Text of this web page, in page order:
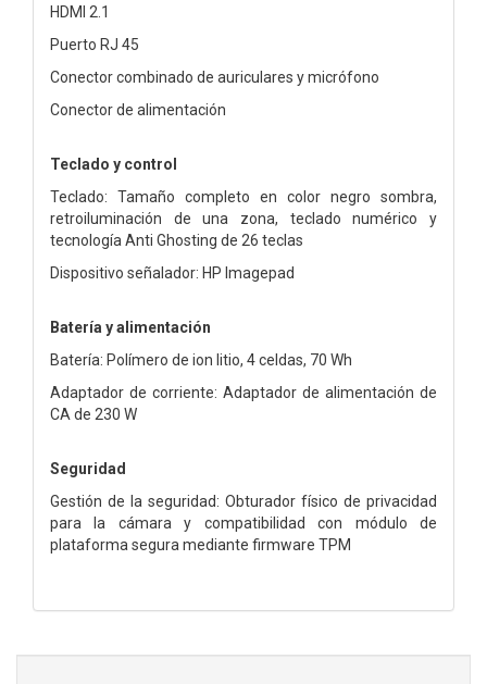
HDMI 2.1
Puerto RJ 45
Conector combinado de auriculares y micrófono
Conector de alimentación
Teclado y control
Teclado: Tamaño completo en color negro sombra,
retroiluminación de una zona, teclado numérico y
tecnología Anti Ghosting de 26 teclas
Dispositivo señalador: HP Imagepad
Batería y alimentación
Batería: Polímero de ion litio, 4 celdas, 70 Wh
Adaptador de corriente: Adaptador de alimentación de
CA de 230 W
Seguridad
Gestión de la seguridad: Obturador físico de privacidad
para la cámara y compatibilidad con módulo de
plataforma segura mediante firmware TPM